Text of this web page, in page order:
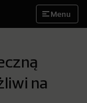
Menu
na